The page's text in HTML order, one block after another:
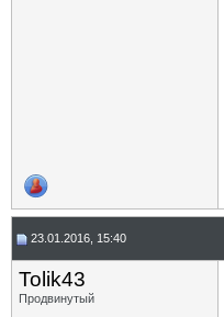
23.01.2016, 15:40
Tolik43
Продвинутый